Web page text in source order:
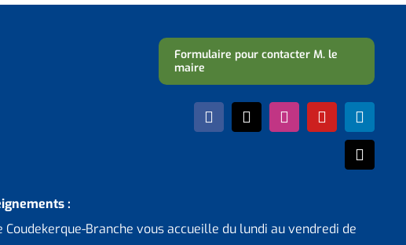
Formulaire pour contacter M. le
maire
:
Coudekerque-Branche vous accueille du lundi au vendredi de